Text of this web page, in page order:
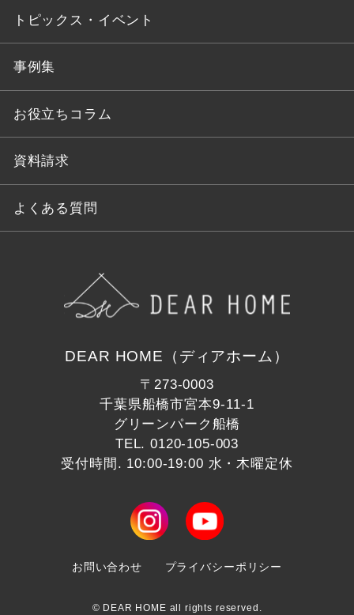
トピックス・イベント
事例集
お役立ちコラム
資料請求
よくある質問
DEAR HOME（ディアホーム）
〒273-0003
千葉県船橋市宮本9-11-1
グリーンパーク船橋
TEL.0120-105-003
受付時間. 10:00-19:00 水・木曜定休
お問い合わせ プライバシーポリシー
© DEAR HOME all rights reserved.